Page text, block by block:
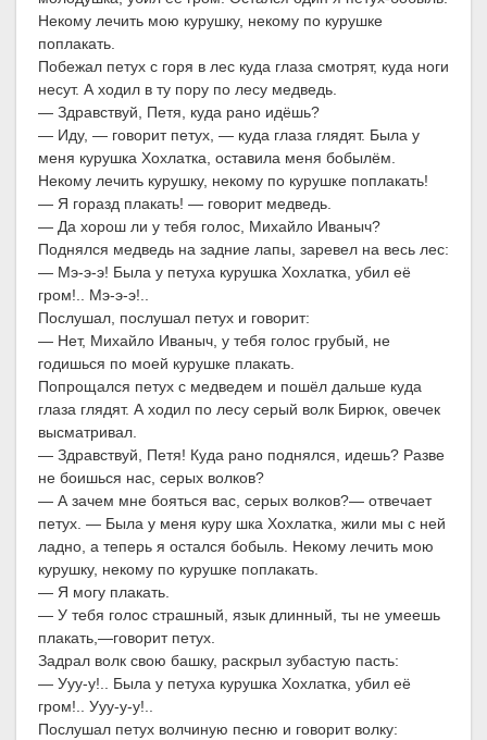
Некому лечить мою курушку, некому по курушке
поплакать.
Побежал петух с горя в лес куда глаза смотрят, куда ноги
несут. А ходил в ту пору по лесу медведь.
— Здравствуй, Петя, куда рано идёшь?
— Иду, — говорит петух, — куда глаза глядят. Была у
меня курушка Хохлатка, оставила меня бобылём.
Некому лечить курушку, некому по курушке поплакать!
— Я горазд плакать! — говорит медведь.
— Да хорош ли у тебя голос, Михайло Иваныч?
Поднялся медведь на задние лапы, заревел на весь лес:
— Мэ-э-э! Была у петуха курушка Хохлатка, убил её
гром!.. Мэ-э-э!..
Послушал, послушал петух и говорит:
— Нет, Михайло Иваныч, у тебя голос грубый, не
годишься по моей курушке плакать.
Попрощался петух с медведем и пошёл дальше куда
глаза глядят. А ходил по лесу серый волк Бирюк, овечек
высматривал.
— Здравствуй, Петя! Куда рано поднялся, идешь? Разве
не боишься нас, серых волков?
— А зачем мне бояться вас, серых волков?— отвечает
петух. — Была у меня куру шка Хохлатка, жили мы с ней
ладно, а теперь я остался бобыль. Некому лечить мою
курушку, некому по курушке поплакать.
— Я могу плакать.
— У тебя голос страшный, язык длинный, ты не умеешь
плакать,—говорит петух.
Задрал волк свою башку, раскрыл зубастую пасть:
— Ууу-у!.. Была у петуха курушка Хохлатка, убил её
гром!.. Ууу-у-у!..
Послушал петух волчиную песню и говорит волку: